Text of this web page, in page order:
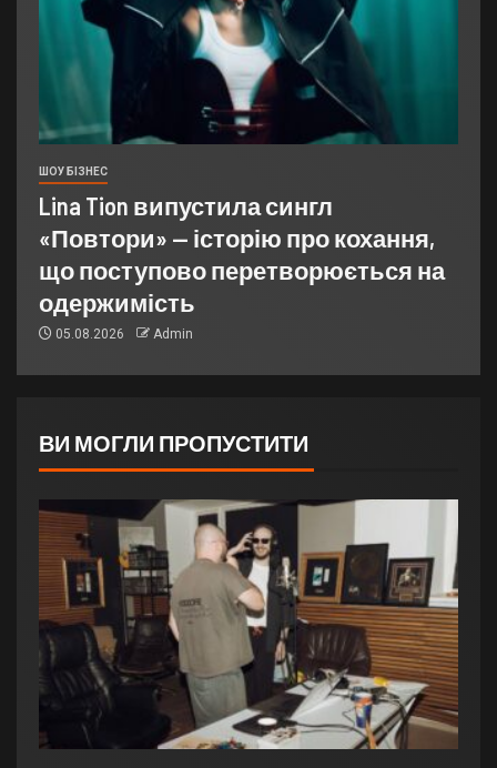
ШОУ БІЗНЕС
Lina Tion випустила сингл
«Повтори» — історію про кохання,
що поступово перетворюється на
одержимість
05.08.2026 Admin
ВИ МОГЛИ ПРОПУСТИТИ